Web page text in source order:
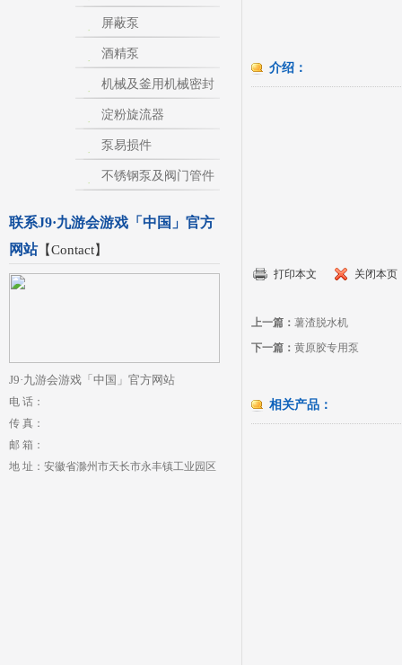
屏蔽泵
酒精泵
机械及釜用机械密封
淀粉旋流器
泵易损件
不锈钢泵及阀门管件
联系J9·九游会游戏「中国」官方
网站【Contact】
J9·九游会游戏「中国」官方网站
电 话：
传 真：
邮 箱：
地 址：安徽省滁州市天长市永丰镇工业园区
介绍：
打印本文 关闭本页
上一篇： 薯渣脱水机
下一篇： 黄原胶专用泵
相关产品：